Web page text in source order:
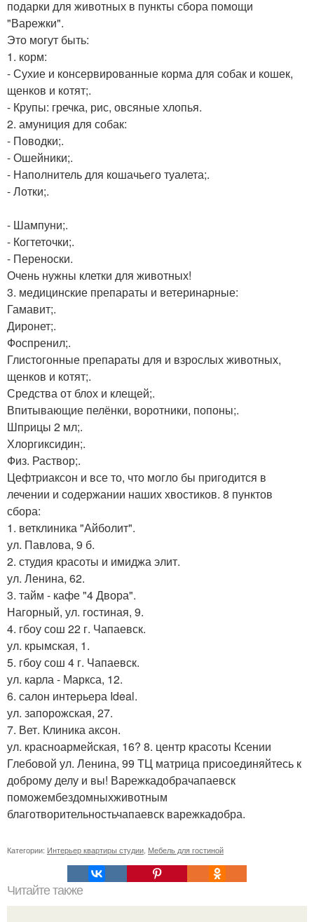
подарки для животных в пункты сбора помощи
"Варежки".
Это могут быть:
1. корм:
- Сухие и консервированные корма для собак и кошек,
щенков и котят;.
- Крупы: гречка, рис, овсяные хлопья.
2. амуниция для собак:
- Поводки;.
- Ошейники;.
- Наполнитель для кошачьего туалета;.
- Лотки;.
- Шампуни;.
- Когтеточки;.
- Переноски.
Очень нужны клетки для животных!
3. медицинские препараты и ветеринарные:
Гамавит;.
Диронет;.
Фоспренил;.
Глистогонные препараты для и взрослых животных,
щенков и котят;.
Средства от блох и клещей;.
Впитывающие пелёнки, воротники, попоны;.
Шприцы 2 мл;.
Хлоргиксидин;.
Физ. Раствор;.
Цефтриаксон и все то, что могло бы пригодится в
лечении и содержании наших хвостиков. 8 пунктов
сбора:
1. ветклиника "Айболит".
ул. Павлова, 9 б.
2. студия красоты и имиджа элит.
ул. Ленина, 62.
3. тайм - кафе "4 Двора".
Нагорный, ул. гостиная, 9.
4. гбоу сош 22 г. Чапаевск.
ул. крымская, 1.
5. гбоу сош 4 г. Чапаевск.
ул. карла - Маркса, 12.
6. салон интерьера Ideal.
ул. запорожская, 27.
7. Вет. Клиника аксон.
ул. красноармейская, 16? 8. центр красоты Ксении
Глебовой ул. Ленина, 99 ТЦ матрица присоединяйтесь к
доброму делу и вы! Варежкадобрачапаевск
поможембездомныхживотным
благотворительностьчапаевск варежкадобра.
Категории: Интерьер квартиры студии Мебель для гостиной
Читайте также